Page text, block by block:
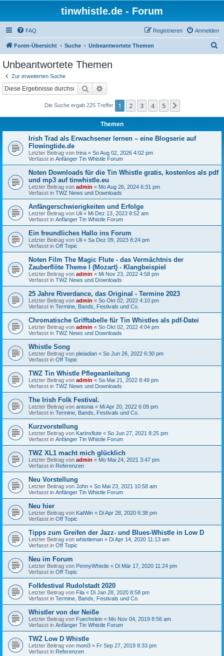
tinwhistle.de - Forum
FAQ Anmelden
Registrieren
Foren-Übersicht Suche Unbeantwortete Themen
Unbeantwortete Themen
Zur erweiterten Suche
Suche
Die Suche ergab 225 Treffer 1 2 3 4 5
Themen
Irish Trad als Erwachsener lernen – eine Blogserie auf
Flowingtide.de
Letzter Beitrag von Irina « So Aug 02, 2026 4:02 pm
Verfasst in Anfänger Tin Whistle Forum
Noten Downloads für die Tin Whistle gratis, kostenlos als pdf
und mp3 auf tinwhistle.eu
Letzter Beitrag von admin « Mo Aug 26, 2024 6:31 pm
Verfasst in TWZ News und Downloads
Anfängerschwierigkeiten und Erfolge
Letzter Beitrag von Uli « Mi Dez 13, 2023 8:52 am
Verfasst in Anfänger Tin Whistle Forum
Ein freundliches Hallo ins Forum
Letzter Beitrag von Uli « Sa Dez 09, 2023 8:24 pm
Verfasst in Off Topic
Noten Film The Magic Flute - das Vermächtnis der
Zauberflöte Theme I (Mozart) - Klangbeispiel
Letzter Beitrag von admin « Mi Nov 23, 2022 4:58 pm
Verfasst in TWZ News und Downloads
25 Jahre Riverdance, das Original - Termine 2023
Letzter Beitrag von admin « So Okt 02, 2022 4:10 pm
Verfasst in Termine, Bands, Festivals und Co.
Chromatische Grifftabelle für Tin Whistles als pdf-Datei
Letzter Beitrag von admin « So Okt 02, 2022 4:04 pm
Verfasst in TWZ News und Downloads
Whistle Song
Letzter Beitrag von pleiadian « So Jun 26, 2022 6:30 pm
Verfasst in Off Topic
TWZ Tin Whistle Pflegeanleitung
Letzter Beitrag von admin « Sa Mai 21, 2022 8:49 pm
Verfasst in TWZ News und Downloads
The Irish Folk Festival.
Letzter Beitrag von antonia « Mi Apr 20, 2022 6:09 pm
Verfasst in Termine, Bands, Festivals und Co.
Kurzvorstellung
Letzter Beitrag von Karinsflute « So Jun 27, 2021 8:25 pm
Verfasst in Anfänger Tin Whistle Forum
TWZ XL1 macht mich glücklich
Letzter Beitrag von admin « Mo Mai 24, 2021 3:47 pm
Verfasst in Referenzen
Neu Vorstellung
Letzter Beitrag von John « So Mai 23, 2021 10:58 am
Verfasst in Anfänger Tin Whistle Forum
Neu hier
Letzter Beitrag von KatWin « Di Apr 28, 2020 6:38 pm
Verfasst in Off Topic
Tipps zum Greifen der Jazz- und Blues-Whistle in Low D
Letzter Beitrag von whistleman « Di Apr 14, 2020 11:13 am
Verfasst in Off Topic
Neu im Forum
Letzter Beitrag von PennyWhistle « Di Mär 17, 2020 11:24 pm
Verfasst in Off Topic
Folkfestival Rudolstadt 2020
Letzter Beitrag von Fila « Di Jan 28, 2020 8:58 pm
Verfasst in Termine, Bands, Festivals und Co.
Whistler von der Neiße
Letzter Beitrag von Fuechslein « Mo Nov 04, 2019 8:56 am
Verfasst in Anfänger Tin Whistle Forum
TWZ Low D Whistle
Letzter Beitrag von moni3 « Fr Sep 27, 2019 8:33 pm
Verfasst in Referenzen